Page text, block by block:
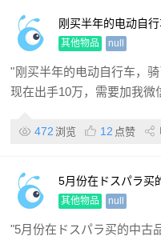
刚买半年的电动自
个月时间，原价15万
其他物品 null
"刚买半年的电动自行车，
现在出手10万，需要加我微
472 浏览 12 点赞
5月份在ドスパラ买
好。 wx：Miko_95
其他物品 null
"5月份在ドスパラ买的中古